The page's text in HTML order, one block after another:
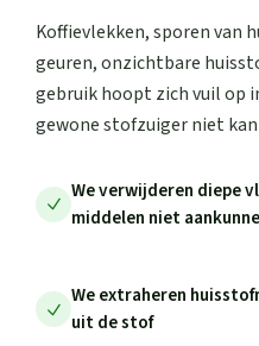
Koffievlekken, sporen van
geuren, onzichtbare
gebruik hoopt zich vuil op
gewone stofzuiger niet
We verwijderen diepe
middelen niet
We extraheren
uit de stof